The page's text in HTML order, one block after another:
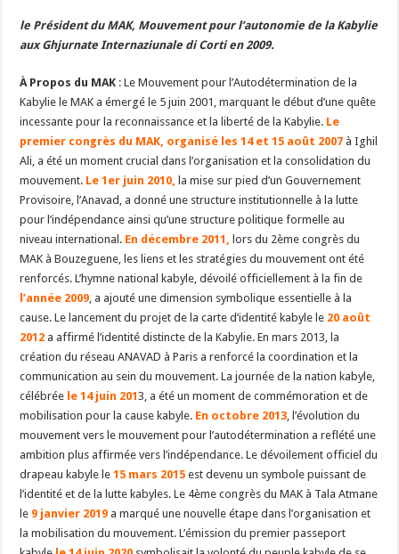
le Président du MAK, Mouvement pour l’autonomie de la Kabylie
aux Ghjurnate Internaziunale di Corti en 2009.
À Propos du MAK : Le Mouvement pour l’Autodétermination de la
Kabylie le MAK a émergé le 5 juin 2001, marquant le début d’une quête
incessante pour la reconnaissance et la liberté de la Kabylie. Le
premier congrès du MAK, organisé les 14 et 15 août 2007 à Ighil
Ali, a été un moment crucial dans l’organisation et la consolidation du
mouvement. Le 1er juin 2010, la mise sur pied d’un Gouvernement
Provisoire, l’Anavad, a donné une structure institutionnelle à la lutte
pour l’indépendance ainsi qu’une structure politique formelle au
niveau international. En décembre 2011, lors du 2ème congrès du
MAK à Bouzeguene, les liens et les stratégies du mouvement ont été
renforcés. L’hymne national kabyle, dévoilé officiellement à la fin de
l’année 2009, a ajouté une dimension symbolique essentielle à la
cause. Le lancement du projet de la carte d’identité kabyle le 20 août
2012 a affirmé l’identité distincte de la Kabylie. En mars 2013, la
création du réseau ANAVAD à Paris a renforcé la coordination et la
communication au sein du mouvement. La journée de la nation kabyle,
célébrée le 14 juin 2013, a été un moment de commémoration et de
mobilisation pour la cause kabyle. En octobre 2013, l’évolution du
mouvement vers le mouvement pour l’autodétermination a reflété une
ambition plus affirmée vers l’indépendance. Le dévoilement officiel du
drapeau kabyle le15 mars 2015 est devenu un symbole puissant de
l’identité et de la lutte kabyles. Le 4ème congrès du MAK à Tala Atmane
le 9 janvier 2019 a marqué une nouvelle étape dans l’organisation et
la mobilisation du mouvement. L’émission du premier passeport